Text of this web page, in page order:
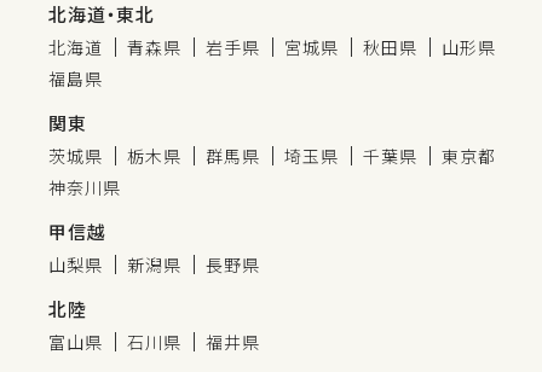
北海道・東北
北海道 青森県 岩手県 宮城県 秋田県
山形県
福島県
関東
茨城県 栃木県 群馬県 埼玉県 千葉県
東京都
神奈川県
甲信越
山梨県 新潟県 長野県
北陸
富山県 石川県 福井県